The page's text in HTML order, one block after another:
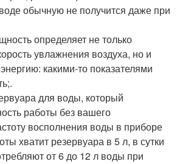
обычную не получится даже при
определяет не только
увлажнения воздуха, но и
какими-то показателями
для воды, который
работы без вашего
восполнения воды в приборе
хватит резервуара в 5 л, в сутки
от 6 до 12 л воды при